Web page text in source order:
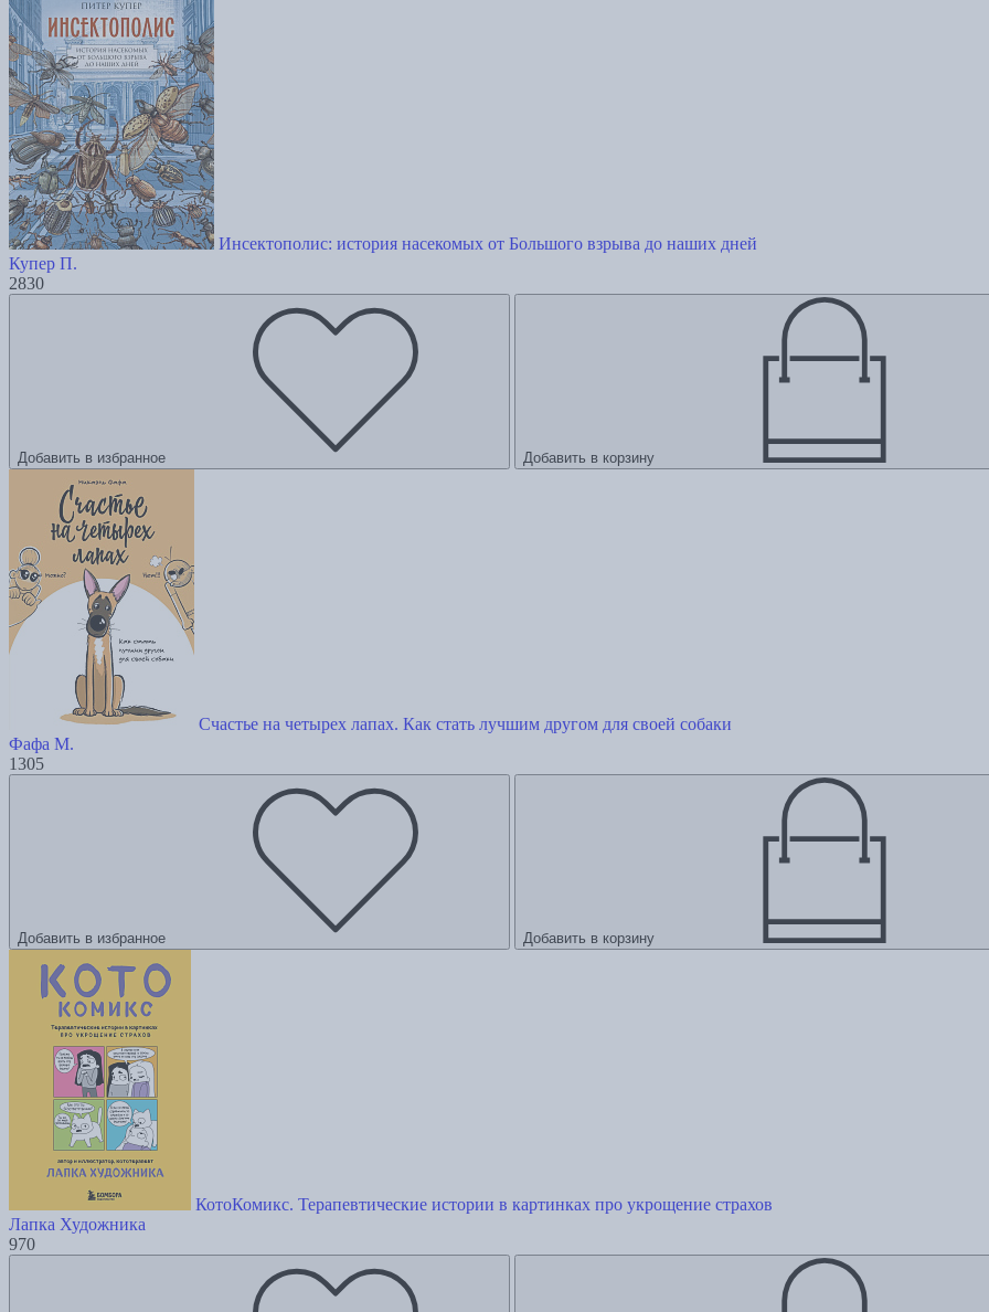
Инсектополис: история насекомых от Большого взрыва до наших дней
Купер П.
2830
Добавить в избранное Добавить в корзину
Счастье на четырех лапах. Как стать лучшим другом для своей собаки
Фафа М.
1305
Добавить в избранное Добавить в корзину
КотоКомикс. Терапевтические истории в картинках про укрощение страхов
Лапка Художника
970